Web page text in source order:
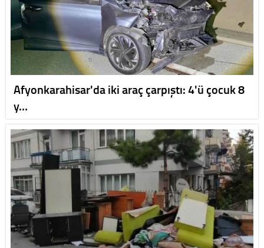
Afyonkarahisar'da iki araç çarpıştı: 4'ü çocuk 8
y…